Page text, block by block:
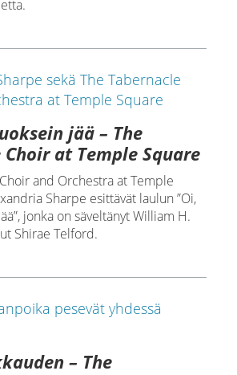
jää – The
Choir at Temple Square
and Orchestra at Temple
Sharpe esittävät laulun ”Oi,
jonka on säveltänyt William H.
Shirae Telford.
– The